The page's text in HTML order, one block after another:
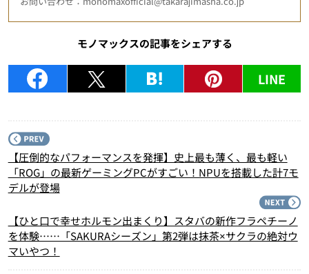
モノマックスの記事をシェアする
LINE
【圧倒的なパフォーマンスを発揮】史上最も薄く、最も軽い
「ROG」の最新ゲーミングPCがすごい！NPUを搭載した計7モ
デルが登場
【ひと口で幸せホルモン出まくり】スタバの新作フラペチーノ
を体験……「SAKURAシーズン」第2弾は抹茶×サクラの絶対ウ
マいやつ！